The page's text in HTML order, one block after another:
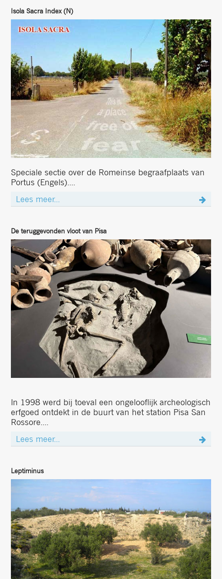
Isola Sacra Index (N)
Speciale sectie over de Romeinse begraafplaats van
Portus (Engels)....
Lees meer...
De teruggevonden vloot van Pisa
In 1998 werd bij toeval een ongelooflijk archeologisch
erfgoed ontdekt in de buurt van het station Pisa San
Rossore....
Lees meer...
Leptiminus